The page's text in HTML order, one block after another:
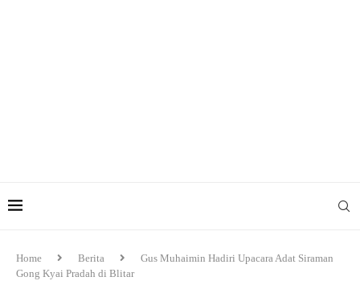
Home Berita
Gus Muhaimin Hadiri Upacara Adat Siraman
Gong Kyai Pradah di Blitar